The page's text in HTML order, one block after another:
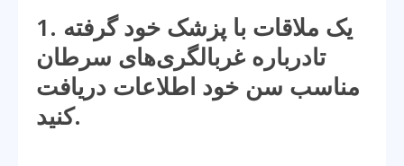
1. یک ملاقات با پزشک خود گرفته
تادرباره غربالگری‌های سرطان
مناسب سن خود اطلاعات دریافت
کنید.